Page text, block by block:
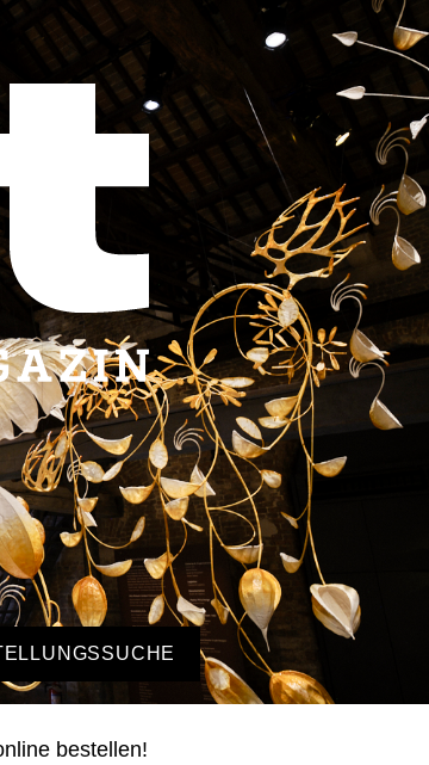
bestellen!